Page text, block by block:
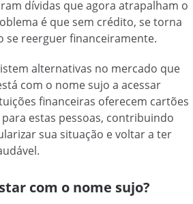
dívidas que agora atrapalham o
é que sem crédito, se torna
se reerguer financeiramente.
alternativas no mercado que
com o nome sujo a acessar
financeiras oferecem cartões
estas pessoas, contribuindo
sua situação e voltar a ter
com o nome sujo?